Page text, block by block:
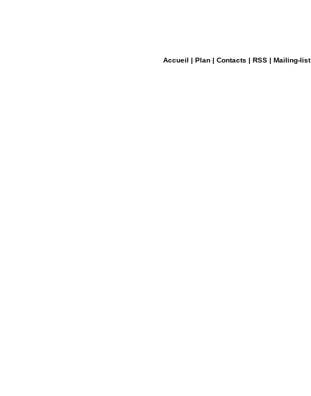
Accueil | Plan | Contacts | RSS | Mailing-list